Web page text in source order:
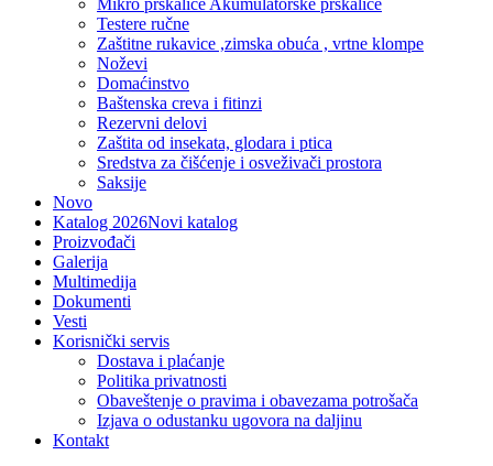
Mikro prskalice Akumulatorske prskalice
Testere ručne
Zaštitne rukavice ,zimska obuća , vrtne klompe
Noževi
Domaćinstvo
Baštenska creva i fitinzi
Rezervni delovi
Zaštita od insekata, glodara i ptica
Sredstva za čišćenje i osveživači prostora
Saksije
Novo
Katalog 2026Novi katalog
Proizvođači
Galerija
Multimedija
Dokumenti
Vesti
Korisnički servis
Dostava i plaćanje
Politika privatnosti
Obaveštenje o pravima i obavezama potrošača
Izjava o odustanku ugovora na daljinu
Kontakt